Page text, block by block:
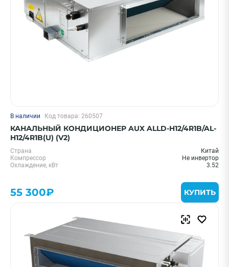
В наличии Код товара: 260507
КАНАЛЬНЫЙ КОНДИЦИОНЕР AUX ALLD-H12/4R1B/AL-
H12/4R1B(U) (V2)
Страна
Китай
Компрессор
Не инвертор
Охлаждение, кВт
3.52
55 300₽ КУПИТЬ